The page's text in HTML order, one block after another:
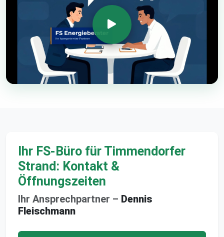
Ihr FS-Büro für Timmendorfer
Strand: Kontakt &
Öffnungszeiten
Ihr Ansprechpartner – Dennis
Fleischmann